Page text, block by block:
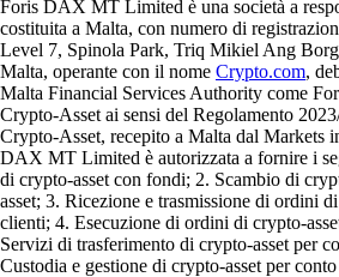
Foris DAX MT Limited è una società a
costituita a Malta, con numero di
Level 7, Spinola Park, Triq Mikiel Ang
Malta, operante con il nome Crypto.com,
Malta Financial Services Authority come
Crypto-Asset ai sensi del Regolamento
Crypto-Asset, recepito a Malta dal Markets
DAX MT Limited è autorizzata a fornire i
di crypto-asset con fondi; 2. Scambio di
asset; 3. Ricezione e trasmissione di ordini
clienti; 4. Esecuzione di ordini di crypto-
Servizi di trasferimento di crypto-asset per
Custodia e gestione di crypto-asset per